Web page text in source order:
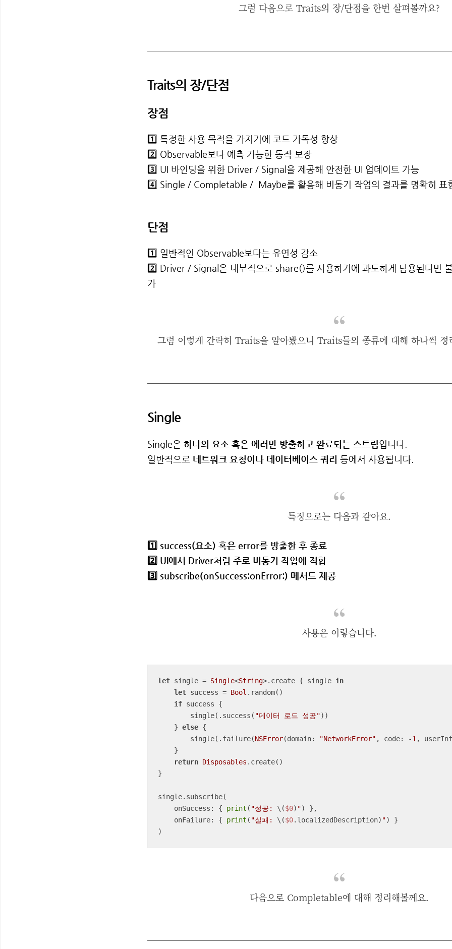
그럼 다음으로 Traits의 장/단점을 한번 살펴볼까요?
Traits의 장/단점
장점
1️⃣ 특정한 사용 목적을 가지기에 코드 가독성 향상
2️⃣ Observable보다 예측 가능한 동작 보장
3️⃣ UI 바인딩을 위한 Driver / Signal을 제공해 안전한 UI 업데이트 가능
4️⃣ Single / Completable / Maybe를 활용해 비동기 작업의 결과를 명확히 표
단점
1️⃣ 일반적인 Observable보다는 유연성 감소
2️⃣ Driver / Signal은 내부적으로 share()를 사용하기에 과도하게 남용된다면
가
그럼 이렇게 간략히 Traits을 알아봤으니 Traits들의 종류에 대해 하나씩 정
Single
Single은 하나의 요소 혹은 에러만 방출하고 완료되는 스트림입니다.
일반적으로 네트워크 요청이나 데이터베이스 쿼리 등에서 사용됩니다.
특징으로는 다음과 같아요.
1️⃣ success(요소) 혹은 error를 방출한 후 종료
2️⃣ UI에서 Driver처럼 주로 비동기 작업에 적합
3️⃣ subscribe(onSuccess:onError:) 메서드 제공
사용은 이렇습니다.
let single = Single<String>.create { single in
let success = Bool .random()
if success {
        single(.success(
"데이터 로드 성공"))
    }
else {
        single(.failure(
NSError(domain: "NetworkError" , code: -1 ,
return Disposables .create()
}
single.subscribe(
    onSuccess: {
print ( "성공: \($0) ") },
    onFailure: {
print ( "실패: \($0.localizedDescription) ") }
)
다음으로 Completable에 대해 정리해볼께요.